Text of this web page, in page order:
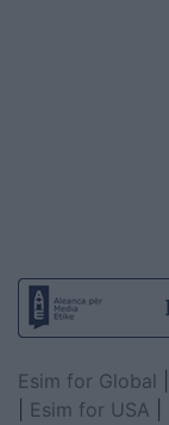
Esim for Global
Esim for USA